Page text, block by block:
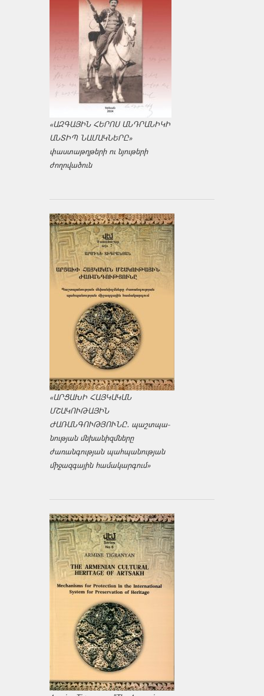
«ԱԶԳԱՅԻՆ ՀԵՐՈՍ ԱՆԴՐԱՆԻԿԻ
ԱՆՏԻՊ ՆԱՄԱԿՆԵՐԸ»
փաստաթղթերի ու նյութերի
ժողովածուն
«ԱՐՑԱԽԻ ՀԱՅԿԱԿԱՆ
ՄՇԱԿՈՒԹԱՅԻՆ
ԺԱՌԱՆԳՈՒԹՅՈՒՆԸ․ պաշտպա­
նության մեխանիզմները
ժառանգության պահպանության
միջազ­գային համակարգում»